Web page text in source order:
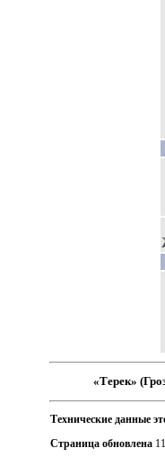
«Терек»
Технические данные
Страница обновлена